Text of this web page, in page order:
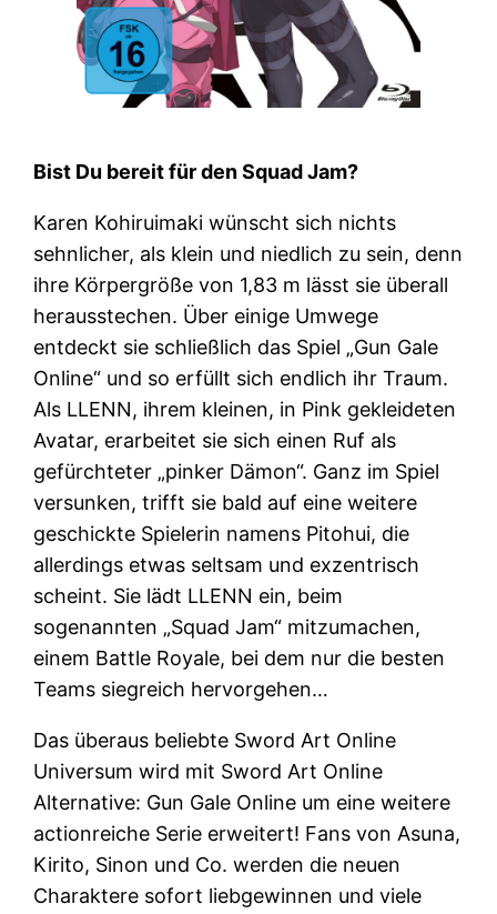
Bist Du bereit für den Squad Jam?
Karen Kohiruimaki wünscht sich nichts
sehnlicher, als klein und niedlich zu sein, denn
ihre Körpergröße von 1,83 m lässt sie überall
herausstechen. Über einige Umwege
entdeckt sie schließlich das Spiel „Gun Gale
Online“ und so erfüllt sich endlich ihr Traum.
Als LLENN, ihrem kleinen, in Pink gekleideten
Avatar, erarbeitet sie sich einen Ruf als
gefürchteter „pinker Dämon“. Ganz im Spiel
versunken, trifft sie bald auf eine weitere
geschickte Spielerin namens Pitohui, die
allerdings etwas seltsam und exzentrisch
scheint. Sie lädt LLENN ein, beim
sogenannten „Squad Jam“ mitzumachen,
einem Battle Royale, bei dem nur die besten
Teams siegreich hervorgehen…
Das überaus beliebte Sword Art Online
Universum wird mit Sword Art Online
Alternative: Gun Gale Online um eine weitere
actionreiche Serie erweitert! Fans von Asuna,
Kirito, Sinon und Co. werden die neuen
Charaktere sofort liebgewinnen und viele